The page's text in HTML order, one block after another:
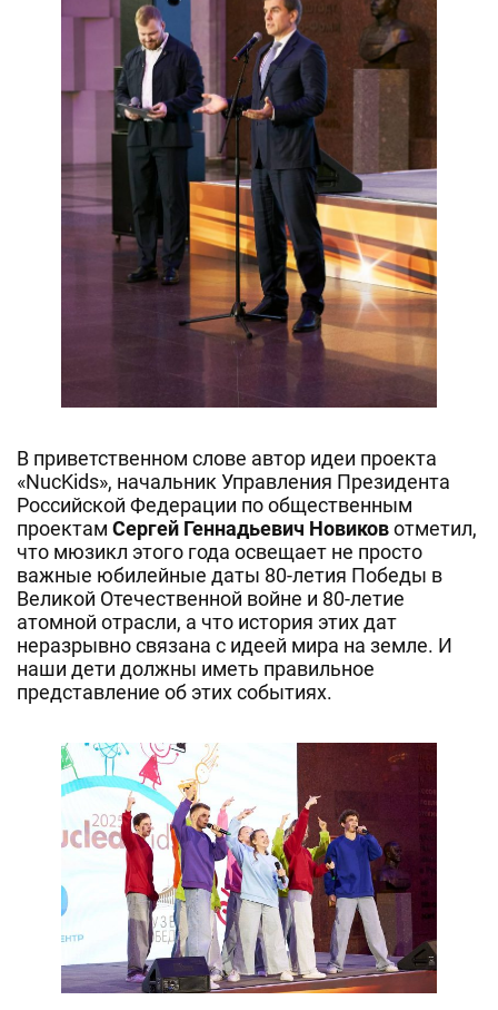
В приветственном слове автор идеи проекта
«NucKids», начальник Управления Президента
Российской Федерации по общественным
проектам Сергей Геннадьевич Новиковотметил,
что мюзикл этого года освещает не просто
важные юбилейные даты 80-летия Победы в
Великой Отечественной войне и 80-летие
атомной отрасли, а что история этих дат
неразрывно связана с идеей мира на земле. И
наши дети должны иметь правильное
представление об этих событиях.